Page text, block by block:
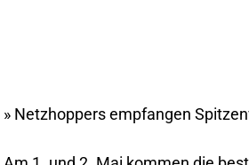
» Netzhoppers empfangen